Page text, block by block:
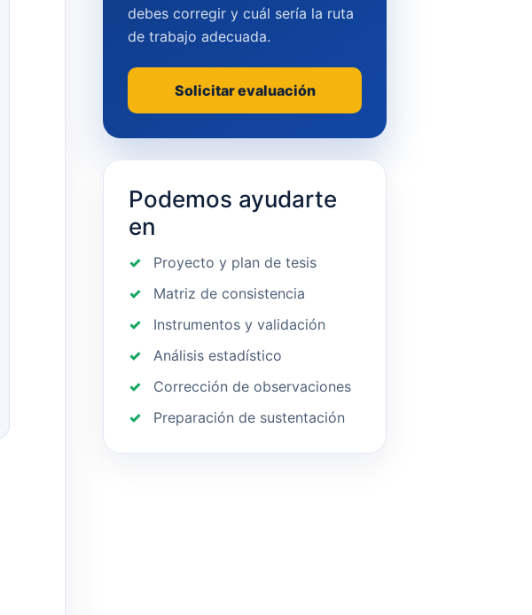
debes corregir y cuál sería la ruta
de trabajo adecuada.
Solicitar evaluación
Podemos ayudarte
en
Proyecto y plan de tesis
Matriz de consistencia
Instrumentos y validación
Análisis estadístico
Corrección de observaciones
Preparación de sustentación